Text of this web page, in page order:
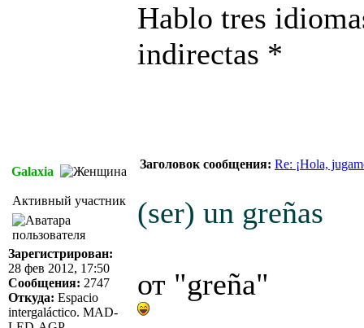
Hablo tres
indirectas *
Galaxia
Заголовок сообщения: Re: ¡Hola,
Активный участник
Зарегистрирован:
28 фев 2012, 17:50
Сообщения: 2747
Откуда: Espacio
intergaláctico. MAD-
(ser) un greñas
от "greña"